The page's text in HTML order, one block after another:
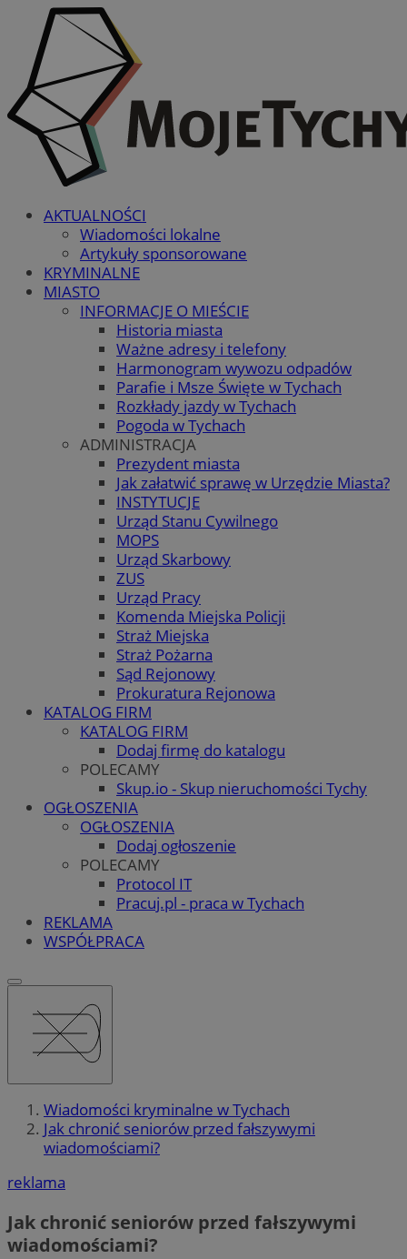
AKTUALNOŚCI
Wiadomości lokalne
Artykuły sponsorowane
KRYMINALNE
MIASTO
INFORMACJE O MIEŚCIE
Historia miasta
Ważne adresy i telefony
Harmonogram wywozu odpadów
Parafie i Msze Święte w Tychach
Rozkłady jazdy w Tychach
Pogoda w Tychach
ADMINISTRACJA
Prezydent miasta
Jak załatwić sprawę w Urzędzie Miasta?
INSTYTUCJE
Urząd Stanu Cywilnego
MOPS
Urząd Skarbowy
ZUS
Urząd Pracy
Komenda Miejska Policji
Straż Miejska
Straż Pożarna
Sąd Rejonowy
Prokuratura Rejonowa
KATALOG FIRM
KATALOG FIRM
Dodaj firmę do katalogu
POLECAMY
Skup.io - Skup nieruchomości Tychy
OGŁOSZENIA
OGŁOSZENIA
Dodaj ogłoszenie
POLECAMY
Protocol IT
Pracuj.pl - praca w Tychach
REKLAMA
WSPÓŁPRACA
Wiadomości kryminalne w Tychach
Jak chronić seniorów przed fałszywymi
wiadomościami?
reklama
Jak chronić seniorów przed fałszywymi
wiadomościami?